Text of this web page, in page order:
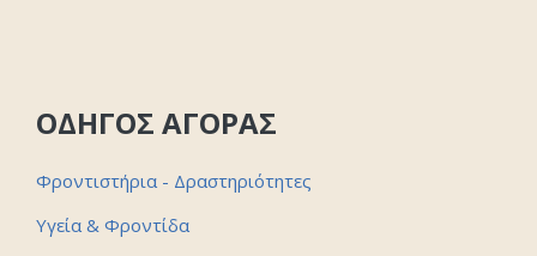
ΟΔΗΓΟΣ ΑΓΟΡΑΣ
Φροντιστήρια - Δραστηριότητες
Υγεία & Φροντίδα